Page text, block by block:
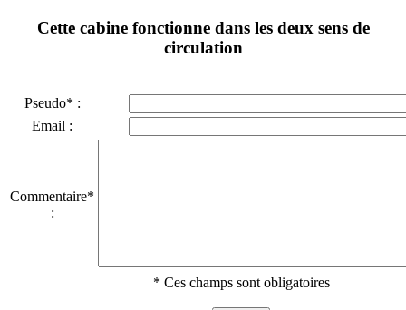
Cette cabine fonctionne dans les deux sens de
circulation
Pseudo* :
Email :
Commentaire*
:
* Ces champs sont obligatoires